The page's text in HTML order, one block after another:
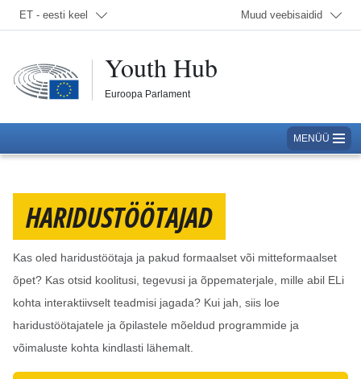
Valige keel; Praegu:
ET - eesti keel Muud veebisaidid
Youth Hub
Euroopa Parlament
MENÜÜ
HARIDUSTÖÖTAJAD
Kas oled haridustöötaja ja pakud formaalset või mitteformaalset
õpet? Kas otsid koolitusi, tegevusi ja õppematerjale, mille abil ELi
kohta interaktiivselt teadmisi jagada? Kui jah, siis loe
haridustöötajatele ja õpilastele mõeldud programmide ja
võimaluste kohta kindlasti lähemalt.